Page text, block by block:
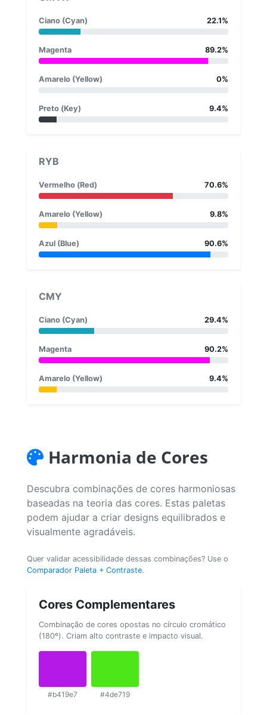
Ciano (Cyan) 22.1%
Magenta 89.2%
Amarelo (Yellow) 0%
Preto (Key) 9.4%
RYB
Vermelho (Red) 70.6%
Amarelo (Yellow) 9.8%
Azul (Blue) 90.6%
CMY
Ciano (Cyan) 29.4%
Magenta 90.2%
Amarelo (Yellow) 9.4%
Harmonia de Cores
Descubra combinações de cores harmoniosas
baseadas na teoria das cores. Estas paletas
podem ajudar a criar designs equilibrados e
visualmente agradáveis.
Quer validar acessibilidade dessas combinações? Use o
Comparador Paleta + Contraste.
Cores Complementares
Combinação de cores opostas no círculo cromático
(180º). Criam alto contraste e impacto visual.
#b419e7 #4de719